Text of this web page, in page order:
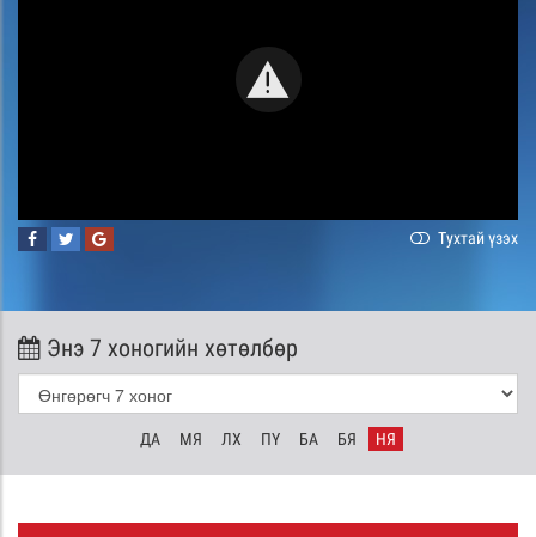
Тухтай үзэх
Энэ 7 хоногийн хөтөлбөр
ДА МЯ ЛХ ПҮ БА БЯ НЯ